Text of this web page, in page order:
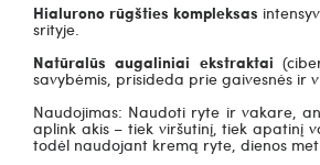
Hialurono rūgšties kompleksas
srityje.
Natūralūs augaliniai ekstraktai
savybėmis, prisideda prie gaivesnės ir
Naudojimas: Naudoti ryte ir vakare,
aplink akis – tiek viršutinį, tiek apatinį
todėl naudojant kremą ryte, dienos